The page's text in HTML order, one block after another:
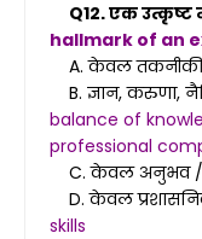
Q12. एक उत्कृष्ट
hallmark of an
A. केवल तकनीकी
B. ज्ञान, करुणा,
balance of
professional
C. केवल अनुभव /
D. केवल
skills